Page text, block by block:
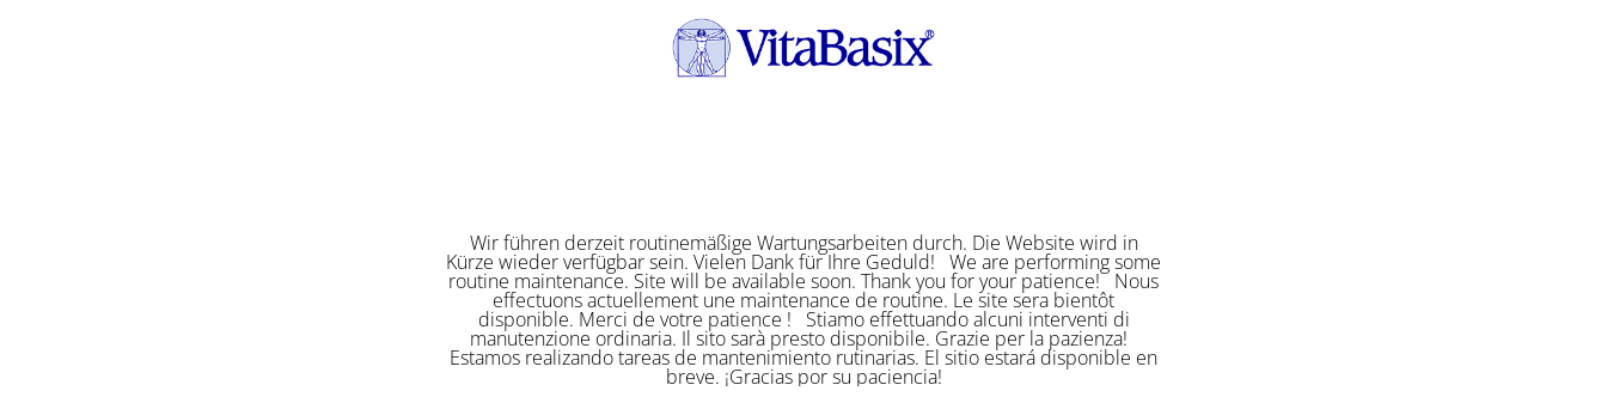
Wir führen derzeit routinemäßige Wartungsarbeiten durch. Die Website wird in
Kürze wieder verfügbar sein. Vielen Dank für Ihre Geduld! We are performing some
routine maintenance. Site will be available soon. Thank you for your patience! Nous
effectuons actuellement une maintenance de routine. Le site sera bientôt
disponible. Merci de votre patience ! Stiamo effettuando alcuni interventi di
manutenzione ordinaria. Il sito sarà presto disponibile. Grazie per la pazienza!
Estamos realizando tareas de mantenimiento rutinarias. El sitio estará disponible en
breve. ¡Gracias por su paciencia!